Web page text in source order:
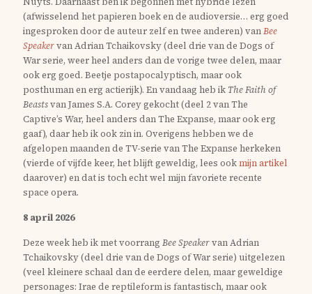
(afwisselend het papieren boek en de audioversie… erg goed
ingesproken door de auteur zelf en twee anderen) vanBee
Speakervan Adrian Tchaikovsky (deel drie van de Dogs of
War serie, weer heel anders dan de vorige twee delen, maar
ook erg goed. Beetje postapocalyptisch, maar ook
posthuman en erg actierijk). En vandaag heb ik The Faith of
Beastsvan James S.A. Corey gekocht (deel 2 van The
Captive’s War, heel anders dan The Expanse, maar ook erg
gaaf), daar heb ik ook zin in. Overigens hebben we de
afgelopen maanden de TV-serie van The Expanse herkeken
(vierde of vijfde keer, het blijft geweldig, lees ookmijn artikel
daarover) en dat is toch echt wel mijn favoriete recente
space opera.
8 april 2026
Deze week heb ik met voorrang Bee Speakervan Adrian
Tchaikovsky (deel drie van de Dogs of War serie) uitgelezen
(veel kleinere schaal dan de eerdere delen, maar geweldige
personages: Irae de reptileform is fantastisch, maar ook